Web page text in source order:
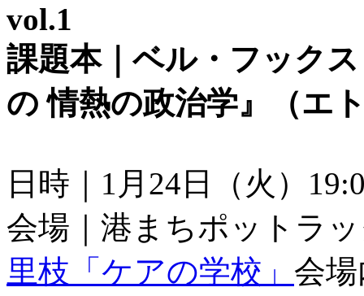
vol.1
課題本｜ベル・フック
の 情熱の政治学』（エ
日時｜1月24日（火）
会場｜港まちポットラ
里枝「ケアの学校」 会